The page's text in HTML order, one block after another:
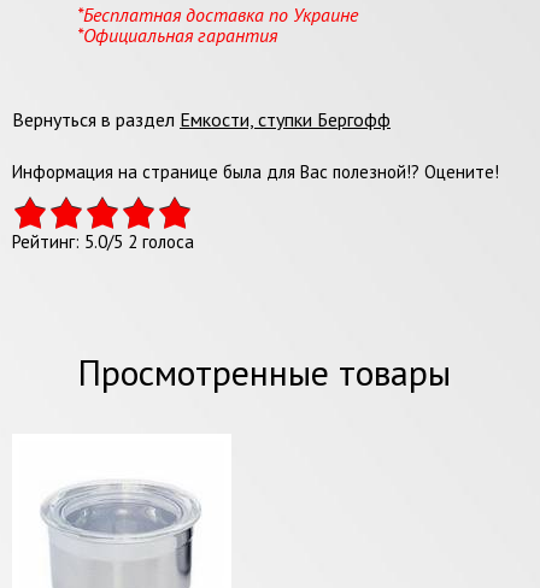
*Бесплатная доставка по Украине
*Официальная гарантия
Вернуться в раздел Емкости, ступки Бергофф
Информация на странице была для Вас полезной!? Оцените!
Рейтинг: 5.0/5 2 голоса
Просмотренные товары